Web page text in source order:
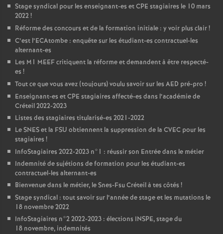
Stage syndical pour les enseignant-es etCPE stagiaires le 10 mars
2022!
Réforme des concours et de la formation initiale : y voir plus clair!
C’est l’ECAtombe : enquête sur les étudiant-es contractuel-les
alternant-es
Les M1 MEEFcritiquent la réforme et demandent à être respecté-
es !
Tout ce que vous avez (toujours) voulu savoir sur les AED pré-pro !
Enseignant-es etCPE stagiaires affecté-es dans l’académie de
Créteil 2022-2023
Listes des stagiaires titularisé-es 2021-2022
LeSNESet la FSU obtiennent la suppression de la CVEC pour les
stagiaires !
InfoStagiaires 2022-2023 n°1 : réussir son Entrée dans le métier
Indemnité de sujétions de formation pour les étudiant-es
contractuel-les alternant-es
Bienvenue dans le métier, le Snes-Fsu Créteil à tes côtés !
Stage syndical : tout savoir sur l’année de stage et les mutations le
18 novembre 2022
InfoStagiaires n°2 2022-2023 : élections INSPE, stage du
18 novembre, indemnités